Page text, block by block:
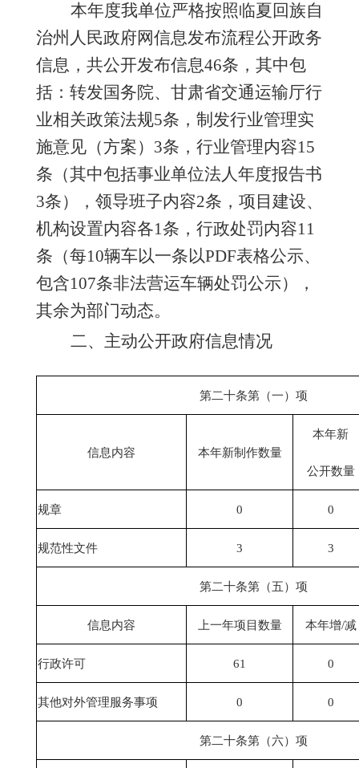
本年度我单位严格按照临夏回族自
治州人民政府网信息发布流程公开政务
信息，共公开发布信息46条，其中包
括：转发国务院、 甘肃省交通运输厅行
业相关政策法规5条 ，制发行业管理实
施意见 （方案） 3条 ， 行业管理内容15
条 （其中包括事业单位法人年度报告书
3条）， 领导班子内容2条， 项目建设、
机构设置内容各1条 ， 行政处罚内容11
条（每10辆车以一条以PDF表格公示、
包含107条非法营运车辆处罚公示），
其余为部门动态。
二、主动公开政府信息情况
第二十条第（一）项
信息内容 本年新制作数量
本年新
公开数量
规章 0 0
规范性文件 3 3
第二十条第（五）项
信息内容 上一年项目数量 本年增/减
行政许可 61 0
其他对外管理服务事项 0 0
第二十条第（六）项